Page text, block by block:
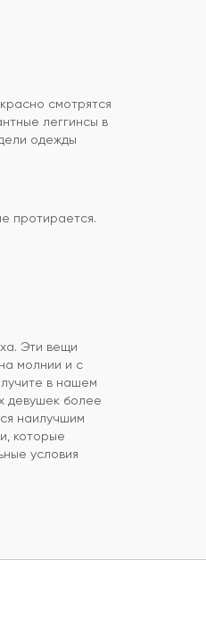
смотрятся
леггинсы в
одежды
протирается.
Эти вещи
молнии и с
в нашем
девушек более
наилучшим
которые
условия